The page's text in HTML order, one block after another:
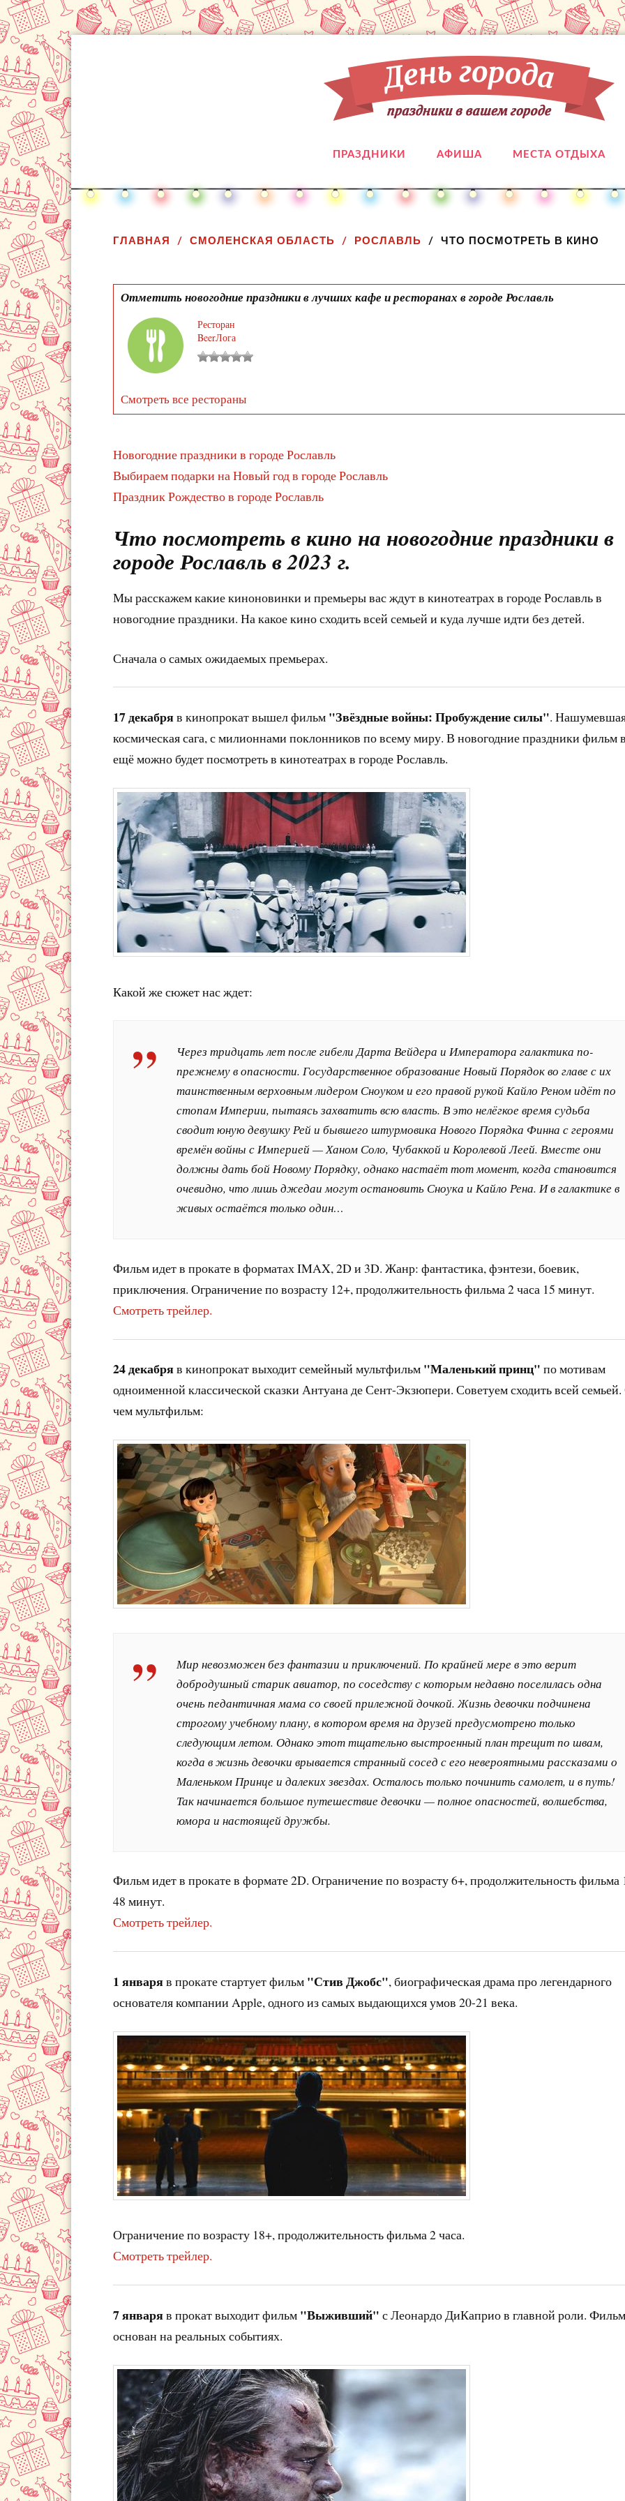
ПРАЗДНИКИ АФИША МЕСТА ОТДЫХА
ГЛАВНАЯ СМОЛЕНСКАЯ ОБЛАСТЬ РОСЛАВЛЬ ЧТО ПОСМОТРЕТЬ В КИНО
Отметить новогодние праздники в лучших кафе и ресторанах в городе Рославль
Ресторан
BeerЛога
Смотреть все рестораны
Новогодние праздники в городе Рославль
Выбираем подарки на Новый год в городе Рославль
Праздник Рождество в городе Рославль
Что посмотреть в кино на новогодние праздники в
городе Рославль в 2023 г.
Мы расскажем какие киноновинки и премьеры вас ждут в кинотеатрах в городе Рославль в
новогодние праздники. На какое кино сходить всей семьей и куда лучше идти без детей.
Сначала о самых ожидаемых премьерах.
17 декабряв кинопрокат вышел фильм "Звёздные войны: Пробуждение силы".
космическая сага, с милионнами поклонников по всему миру. В новогодние праздники фильм
ещё можно будет посмотреть в кинотеатрах в городе Рославль.
Какой же сюжет нас ждет:
Через тридцать лет после гибели Дарта Вейдера и Императора галактика по-
прежнему в опасности. Государственное образование Новый Порядок во главе с их
таинственным верховным лидером Сноуком и его правой рукой Кайло Реном идёт по
стопам Империи, пытаясь захватить всю власть. В это нелёгкое время судьба
сводит юную девушку Рей и бывшего штурмовика Нового Порядка Финна с героями
времён войны с Империей — Ханом Соло, Чубаккой и Королевой Леей. Вместе они
должны дать бой Новому Порядку, однако настаёт тот момент, когда становится
очевидно, что лишь джедаи могут остановить Сноука и Кайло Рена. И в галактике в
живых остаётся только один…
Фильм идет в прокате в форматах IMAX, 2D и 3D. Жанр: фантастика, фэнтези, боевик,
приключения. Ограничение по возрасту 12+, продолжительность фильма 2 часа 15 минут.
Смотреть трейлер.
24 декабряв кинопрокат выходит семейный мультфильм "Маленький принц" по мотивам
одноименной классической сказки Антуана де Сент-Экзюпери. Советуем сходить всей
чем мультфильм:
Мир невозможен без фантазии и приключений. По крайней мере в это верит
добродушный старик авиатор, по соседству с которым недавно поселилась одна
очень педантичная мама со своей прилежной дочкой. Жизнь девочки подчинена
строгому учебному плану, в котором время на друзей предусмотрено только
следующим летом. Однако этот тщательно выстроенный план трещит по швам,
когда в жизнь девочки врывается странный сосед с его невероятными рассказами о
Маленьком Принце и далеких звездах. Осталось только починить самолет, и в путь!
Так начинается большое путешествие девочки — полное опасностей, волшебства,
юмора и настоящей дружбы.
Фильм идет в прокате в формате 2D. Ограничение по возрасту 6+, продолжительность фильма
48 минут.
Смотреть трейлер.
1 январяв прокате стартует фильм "Стив Джобс", биографическая драма про легендарного
основателя компании Apple, одного из самых выдающихся умов 20-21 века.
Ограничение по возрасту 18+, продолжительность фильма 2 часа.
Смотреть трейлер.
7 январяв прокат выходит фильм "Выживший" с Леонардо ДиКаприо в главной роли. Фильм
основан на реальных событиях.